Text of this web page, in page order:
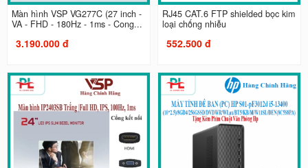
Màn hình VSP VG277C (27 inch -
VA - FHD - 180Hz - 1ms - Cong...
3.190.000 đ
RJ45 CAT.6 FTP shielded bọc kim
loại chống nhiễu
552.500 đ